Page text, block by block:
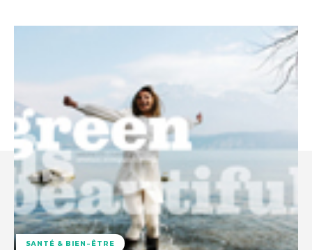
SANTÉ & BIEN-ÊTRE